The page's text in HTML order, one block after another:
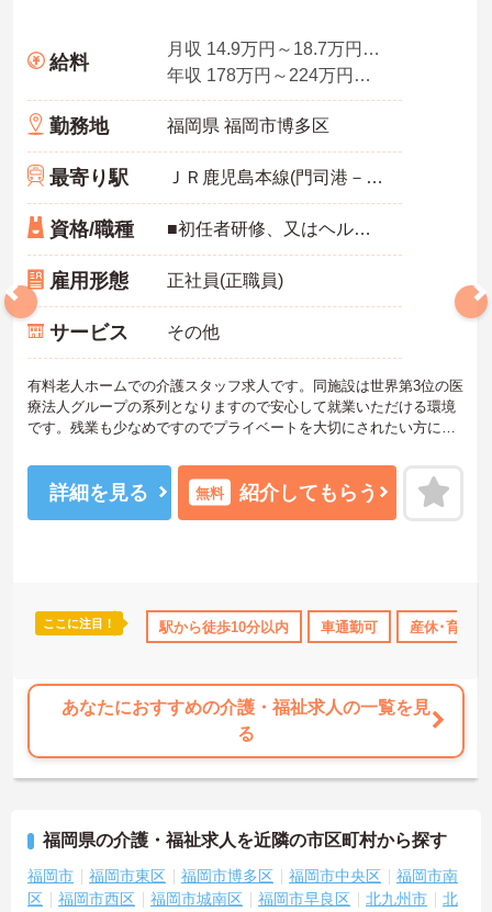
研修制度あり 産休･育休･介護休暇取得実績あり 社会保険完備
給料
月収 14.9万円～18.7万円程度
年収 178万円～224万円以上 ※賞与別
勤務地 福岡県 福岡市博多区
最寄り駅 ＪＲ鹿児島本線(門司港－八代)
資格/職種 ■初任者研修、又はヘルパー2級以上 ■経験不問
雇用形態 正社員(正職員)
サービス その他
有料老人ホームでの介護スタッフ求人です。同施設は世界第3位の医
療法人グループの系列となりますので安心して就業いただける環境
です。残業も少なめですのでプライベートを大切にされたい方にも
細などお話いたしますのでお気軽にお問い合わせ下さい。
詳細を見る 無料 紹介してもらう
ここに注目！ 駅から徒歩10分以内 車通勤可 産休･育休･
あなたにおすすめの介護・福祉求人の一覧を見
る
福岡県の介護・福祉求人を近隣の市区町村から探す
福岡市 福岡市東区 福岡市博多区 福岡市中央区
福岡市南
区
福岡市西区 福岡市城南区 福岡市早良区 北九州市
北